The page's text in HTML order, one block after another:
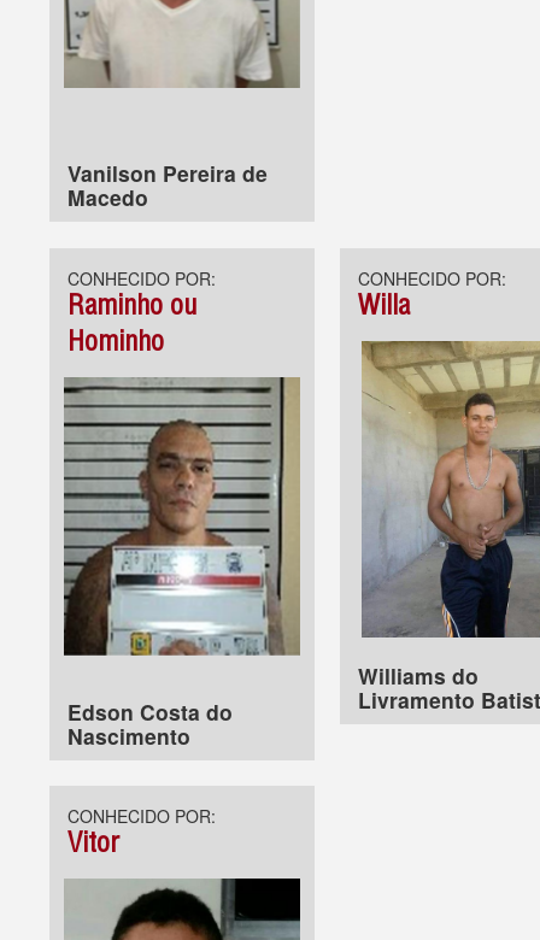
Vanilson Pereira de
Macedo
CONHECIDO POR:
Raminho ou
Hominho
Edson Costa do
Nascimento
CONHECIDO POR:
Willa
Williams do
Livramento
CONHECIDO POR:
Vitor